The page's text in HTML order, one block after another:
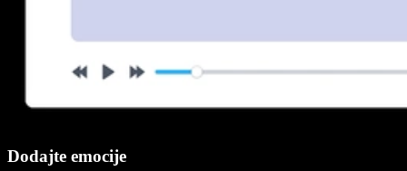
Dodajte emocije